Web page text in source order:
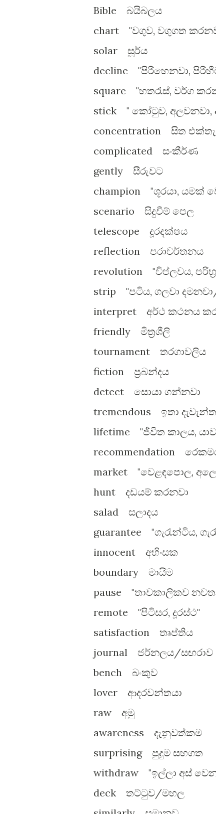
Bible බයිබලය
chart "වගුව, වගුගත
solar සූර්ය
decline "පිරිහෙනවා,
square "හතරැස්, වර්ග
stick " කෝටුව, අලවනවා,
concentration සිත
complicated සංකීර්ණ
gently සීරුවට
champion "ශූරයා, යමක්
scenario සිදුවීම් පෙල
telescope දූරදක්ෂය
reflection පරාවර්තනය
revolution "විප්ලවය,
strip "පටිය, ගලවා
interpret අර්ථ කථනය
friendly මිත්‍රශීලි
tournament තරගාවලිය
fiction ප්‍රබන්දය
detect සොයා ගන්නවා
tremendous ඉතා දැවැන්ත
lifetime "ජීවිත කාලය,
recommendation
market "වෙළඳපොල,
hunt දඩයම් කරනවා
salad සලාදය
guarantee "ගැරැන්ටිය,
innocent අහිංසක
boundary මායිම
pause "තාවකාලිකව
remote "පිටිසර, දූරස්ථ"
satisfaction තෘප්තිය
journal ජර්නලය/සඟරාව
bench බංකුව
lover ආදරවන්තයා
raw අමු
awareness දැනුවත්කම
surprising පුදුම සහගත
withdraw "ඉල්ලා අස්
deck තට්ටුව/මහල